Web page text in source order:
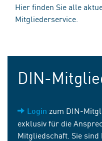
Hier finden Sie alle
Mitgliederservice.
DIN-
Login zum DIN-
exklusiv für die
Mitgliedschaft. Sie